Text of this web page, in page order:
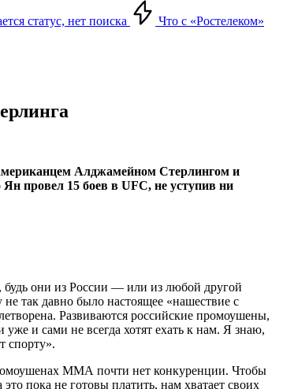
статус, нет поиска
Что с «Ростелеком»
Алджамейном Стерлингом и
провел 15 боев в UFC, не уступив ни
будь они из России — или из любой другой
так давно было настоящее «нашествие с
Развиваются российские промоушены,
и сами не всегда хотят ехать к нам. Я знаю,
спорту».
ММА почти нет конкуренции. Чтобы
пока не готовы платить, нам хватает своих